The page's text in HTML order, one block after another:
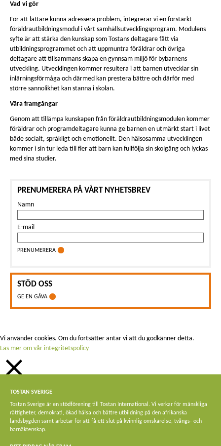
Vad vi gör
För att lättare kunna adressera problem, integrerar vi en förstärkt
föräldrautbildningsmodul i vårt samhällsutvecklingsprogram. Modulens
syfte är att stärka den kunskap som Tostans deltagare fått via
utbildningsprogrammet och att uppmuntra föräldrar och övriga
deltagare att tillsammans skapa en gynnsam miljö för bybarnens
utveckling. Utvecklingen kommer resultera i att barnen utvecklar sin
inlärningsförmåga och därmed kan prestera bättre och därför med
större sannolikhet kan stanna i skolan.
Våra framgångar
Genom att tillämpa kunskapen från föräldrautbildningsmodulen kommer
föräldrar och programdeltagare kunna ge barnen en utmärkt start i livet
både socialt, språkligt och emotionellt. Den hälsosamma utvecklingen
kommer i sin tur leda till fler att barn kan fullfölja sin skolgång och lyckas
med sina studier.
PRENUMERERA PÅ VÅRT NYHETSBREV
Namn
E-mail
PRENUMERERA
STÖD OSS
GE EN GÅVA
TOSTAN SVERIGE
Tostan Sverige är en stödförening till Tostan International. Vi verkar för mänskliga
rättigheter, demokrati, ökad hälsa och bättre utbildning på den afrikanska
landsbygden samt arbetar för att få ett slut på kvinnlig omskärelse, tvångs- och
barnäktenskap.
Vi använder cookies. Om du fortsätter antar vi att du godkänner detta.
Läs mer om vår integritetspolicy
STÄNG
Privacy Overview
This website uses cookies to improve your experience while you navigate
through the website. Out of these, the cookies that are categorized as